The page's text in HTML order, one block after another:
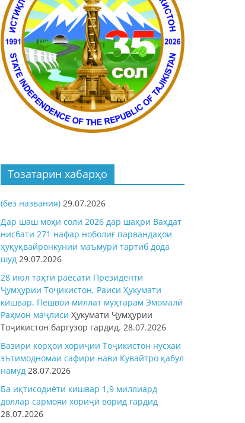
Тозатарин хабарҳо
(без названия) 29.07.2026
Дар шаш моҳи соли 2026 дар шаҳри Ваҳдат
нисбати 271 нафар ноболиғ парвандаҳои
ҳуқуқвайронкунии маъмурӣ тартиб дода
шуд 29.07.2026
28 июл таҳти раёсати Президенти
Ҷумҳурии Тоҷикистон, Раиси Ҳукумати
кишвар, Пешвои миллат муҳтарам Эмомалӣ
Раҳмон маҷлиси Ҳукумати Ҷумҳурии
Тоҷикистон баргузор гардид. 28.07.2026
Вазири корҳои хориҷии Тоҷикистон нусхаи
эътимодномаи сафири нави Кувайтро қабул
намуд 28.07.2026
Ба иқтисодиёти кишвар 1,9 миллиард
доллар сармояи хориҷӣ ворид гардид
28.07.2026